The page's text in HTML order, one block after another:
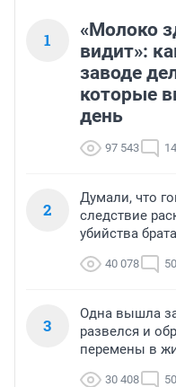
1
«Молоко
видит»:
заводе
которые
день
97 543
2
Думали, что
следствие
убийства
40 078 50
3
Одна вышла
развелся и
перемены в
30 408 50